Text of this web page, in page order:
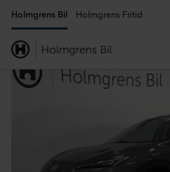
Holmgrens Bil Holmgrens Fritid